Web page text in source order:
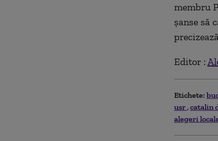
membru
șanse să
Editor :
Etichete:
usr catalin
alegeri